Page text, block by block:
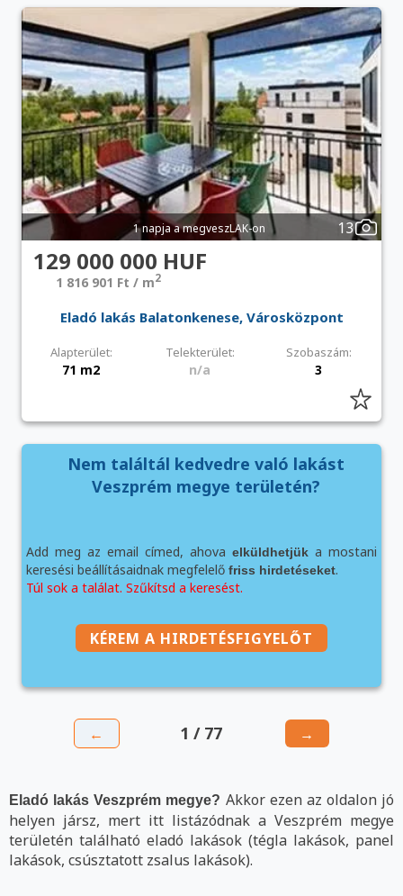
1 napja a megveszLAK-on 13
129 000 000 HUF
1 816 901 Ft / m2
Eladó lakás Balatonkenese, Városközpont
Alapterület: Telekterület: Szobaszám:
71 m2 n/a 3
Nem találtál kedvedre való lakást
Veszprém megye területén?
Add meg az email címed, ahova elküldhetjük a mostani
keresési beállításaidnak megfelelő friss hirdetéseket.
Túl sok a találat. Szűkítsd a keresést.
KÉREM A HIRDETÉSFIGYELŐT
← 1 / 77 →
Eladó lakás Veszprém megye? Akkor ezen az oldalon jó
helyen jársz, mert itt listázódnak a Veszprém megye
területén található eladó lakások (tégla lakások, panel
lakások, csúsztatott zsalus lakások).